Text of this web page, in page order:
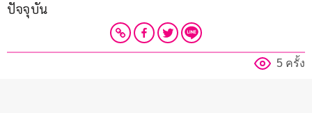
ปัจจุบัน
5 ครั้ง